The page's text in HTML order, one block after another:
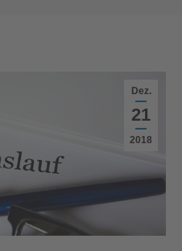
Dez.
21
2018